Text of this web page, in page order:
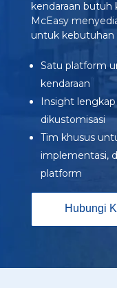
kendaraan butuh
McEasy
untuk kebutuhan
Satu platform
kendaraan
Insight lengkap
dikustomisasi
Tim khusus
implementasi,
platform
Hubungi